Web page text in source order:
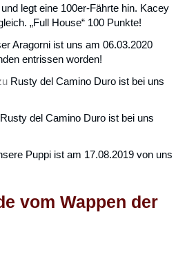
legt eine 100er-Fährte hin. Kacey
„Full House“ 100 Punkte!
Aragorni ist uns am 06.03.2020
entrissen worden!
Rusty del Camino Duro ist bei uns
Rusty del Camino Duro ist bei uns
Puppi ist am 17.08.2019 von uns
vom Wappen der